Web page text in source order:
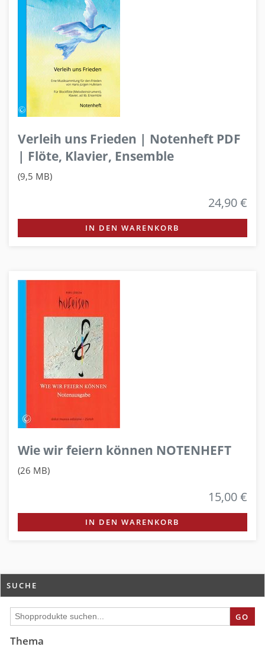
Verleih uns Frieden | Notenheft PDF
| Flöte, Klavier, Ensemble
(9,5 MB)
24,90 €
IN DEN WARENKORB
Wie wir feiern können NOTENHEFT
(26 MB)
15,00 €
IN DEN WARENKORB
SUCHE
GO
Thema